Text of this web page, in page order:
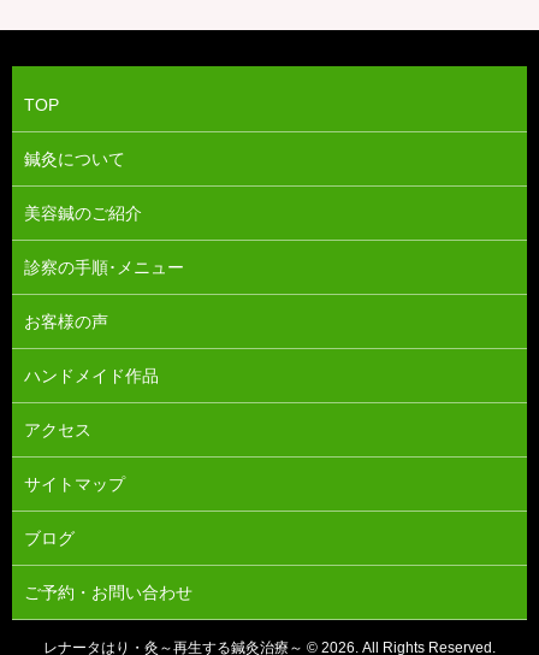
TOP
鍼灸について
美容鍼のご紹介
診察の手順･メニュー
お客様の声
ハンドメイド作品
アクセス
サイトマップ
ブログ
ご予約・お問い合わせ
レナータはり・灸～再生する鍼灸治療～ © 2026. All Rights Reserved.